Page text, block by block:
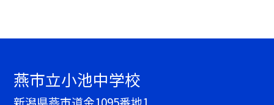
燕市立小池中学校